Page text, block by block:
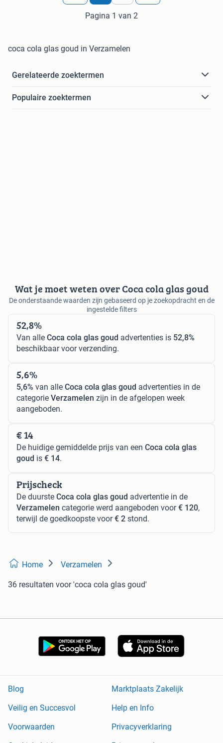
Pagina 1 van 2
coca cola glas goud in Verzamelen
Gerelateerde zoektermen
Populaire zoektermen
Wat je moet weten over Coca cola glas goud
De onderstaande waarden zijn gebaseerd op je zoekopdracht en de
ingestelde filters
52,8%
Van alle Coca cola glas goud advertenties is 52,8%
beschikbaar voor verzending.
5,6%
5,6% van alle Coca cola glas goud advertenties in de
categorie Verzamelen zijn in de afgelopen week
aangeboden.
€ 14
De huidige gemiddelde prijs van een Coca cola glas
goud is € 14.
Prijscheck
De duurste Coca cola glas goud advertentie in de
Verzamelen categorie werd aangeboden voor€ 120,
terwijl de goedkoopste voor€ 2 stond.
Home Verzamelen
36 resultaten voor 'coca cola glas goud'
Blog
Marktplaats Zakelijk
Veilig en Succesvol
Help en Info
Voorwaarden
Privacyverklaring